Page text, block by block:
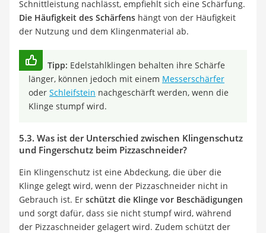
Schnittleistung nachlässt, empfiehlt sich eine Schärfung.
Die Häufigkeit des Schärfens hängt von der Häufigkeit
der Nutzung und dem Klingenmaterial ab.
Tipp: Edelstahlklingen behalten ihre Schärfe
länger, können jedoch mit einem Messerschärfer
oder Schleifstein nachgeschärft werden, wenn die
Klinge stumpf wird.
5.3. Was ist der Unterschied zwischen Klingenschutz
und Fingerschutz beim Pizzaschneider?
Ein Klingenschutz ist eine Abdeckung, die über die
Klinge gelegt wird, wenn der Pizzaschneider nicht in
Gebrauch ist. Er schützt die Klinge vor Beschädigungen
und sorgt dafür, dass sie nicht stumpf wird, während
der Pizzaschneider gelagert wird. Zudem schützt der